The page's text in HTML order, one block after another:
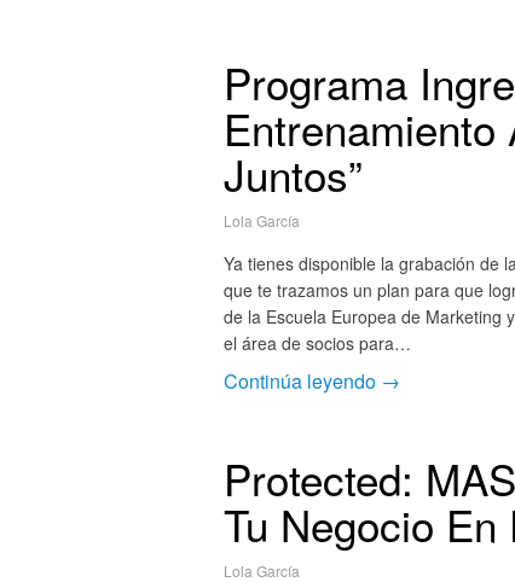
Programa
Entrenamiento
Juntos”
Lola García
Ya tienes disponible la grabación de
que te trazamos un plan para que
de la Escuela Europea de Marketing
el área de socios para…
Continúa leyendo →
Protected:
Tu Negocio En
Lola García